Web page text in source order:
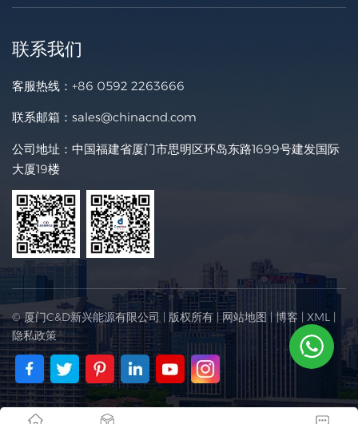
联系我们
客服热线： +86 0592 2263666
联系邮箱： sales@chinacnd.com
公司地址：中国福建省厦门市思明区环岛东路1699号建发国际
大厦19楼
© 厦门C&D新兴能源有限公司 | 版权所有 |网站地图 | 博客 | XML |
隐私政策